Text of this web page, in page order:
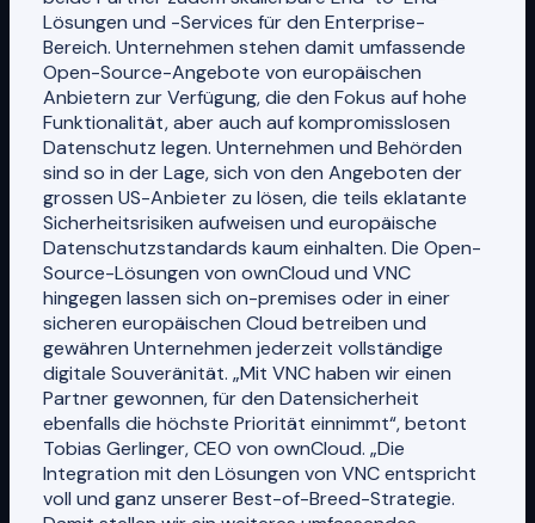
Lösungen und -Services für den Enterprise-
Bereich. Unternehmen stehen damit umfassende
Open-Source-Angebote von europäischen
Anbietern zur Verfügung, die den Fokus auf hohe
Funktionalität, aber auch auf kompromisslosen
Datenschutz legen. Unternehmen und Behörden
sind so in der Lage, sich von den Angeboten der
grossen US-Anbieter zu lösen, die teils eklatante
Sicherheitsrisiken aufweisen und europäische
Datenschutzstandards kaum einhalten. Die Open-
Source-Lösungen von ownCloud und VNC
hingegen lassen sich on-premises oder in einer
sicheren europäischen Cloud betreiben und
gewähren Unternehmen jederzeit vollständige
digitale Souveränität. „Mit VNC haben wir einen
Partner gewonnen, für den Datensicherheit
ebenfalls die höchste Priorität einnimmt“, betont
Tobias Gerlinger, CEO von ownCloud. „Die
Integration mit den Lösungen von VNC entspricht
voll und ganz unserer Best-of-Breed-Strategie.